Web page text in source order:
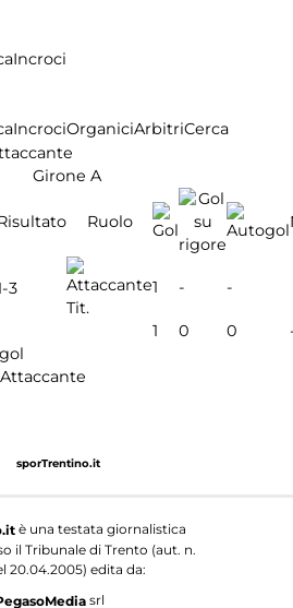
Incroci
IncrociOrganiciArbitriCerca
Girone A
Ruolo
3
Tit.
1 - -
1 0 0
è una testata giornalistica
il Tribunale di Trento (aut. n.
20.04.2005) edita da:
srl